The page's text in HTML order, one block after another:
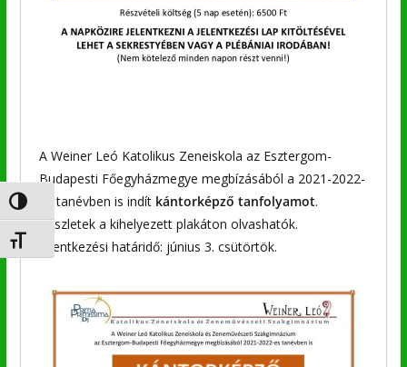
Nagy kontraszt váltása
Betűméret váltása
A Weiner Leó Katolikus Zeneiskola az Esztergom-
Budapesti Főegyházmegye megbízásából a 2021-2022-
es tanévben is indít kántorképző tanfolyamot.
Részletek a kihelyezett plakáton olvashatók.
Jelentkezési határidő: június 3. csütörtök.